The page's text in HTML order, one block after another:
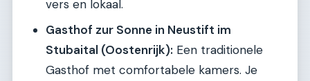
vers en lokaal.
Gasthof zur Sonne in Neustift im
Stubaital (Oostenrijk): Een traditionele
Gasthof met comfortabele kamers. Je